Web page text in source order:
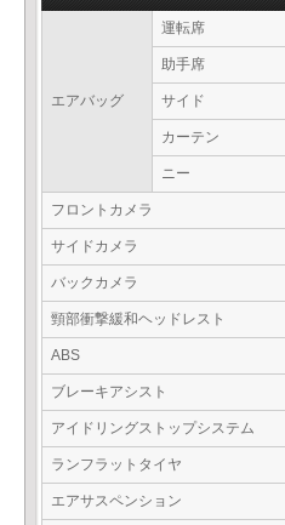
エアバッグ
運転席
助手席
サイド
カーテン
ニー
フロントカメラ
サイドカメラ
バックカメラ
頸部衝撃緩和ヘッドレスト
ABS
ブレーキアシスト
アイドリングストップシステム
ランフラットタイヤ
エアサスペンション